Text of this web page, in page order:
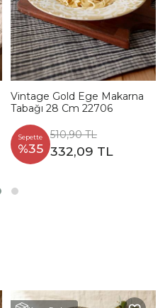
Vintage Gold Ege Makarna
Tabağı 28 Cm 22706
Sepette
%35
510,90 TL
332,09 TL